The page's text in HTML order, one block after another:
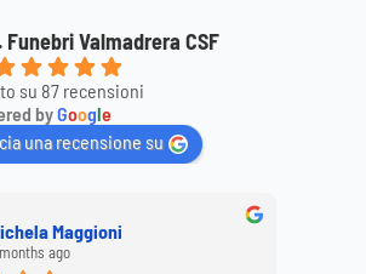
Funebri Valmadrera CSF
su 87 recensioni
byGoogle
una recensione su
Maggioni
ago